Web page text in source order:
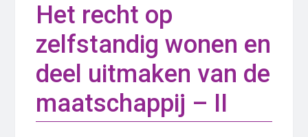
Het recht op
zelfstandig wonen en
deel uitmaken van de
maatschappij – II